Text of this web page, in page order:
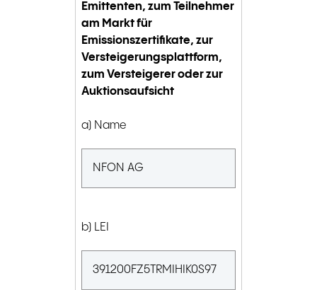
Emittenten, zum Teilnehmer
am Markt für
Emissionszertifikate, zur
Versteigerungsplattform,
zum Versteigerer oder zur
Auktionsaufsicht
a) Name
NFON AG
b) LEI
391200FZ5TRMIHIK0S97